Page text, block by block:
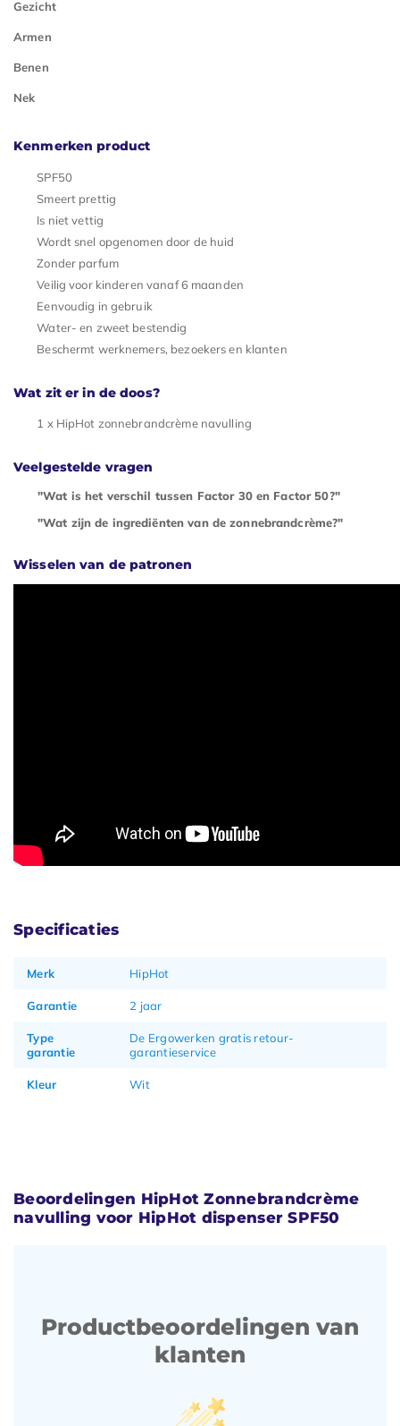
Gezicht
Armen
Benen
Nek
Kenmerken product
SPF50
Smeert prettig
Is niet vettig
Wordt snel opgenomen door de huid
Zonder parfum
Veilig voor kinderen vanaf 6 maanden
Eenvoudig in gebruik
Water- en zweet bestendig
Beschermt werknemers, bezoekers en klanten
Wat zit er in de doos?
1 x HipHot zonnebrandcrème navulling
Veelgestelde vragen
"Wat is het verschil tussen Factor 30 en Factor 50?"
"Wat zijn de ingrediënten van de zonnebrandcrème?"
Wisselen van de patronen
Specificaties
Merk HipHot
Garantie 2 jaar
Type
garantie
De Ergowerken gratis retour-
garantieservice
Kleur Wit
Beoordelingen HipHot Zonnebrandcrème
navulling voor HipHot dispenser SPF50
Productbeoordelingen van
klanten